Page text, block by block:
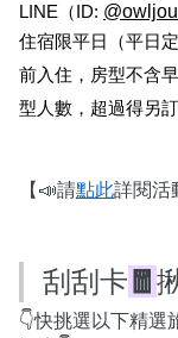
LINE（ID:
住宿限平日（平日
前入住，房型不含
型人數，超過得另訂
【📣請點此詳閱活
刮刮卡 🧧
👇快挑選以下精選